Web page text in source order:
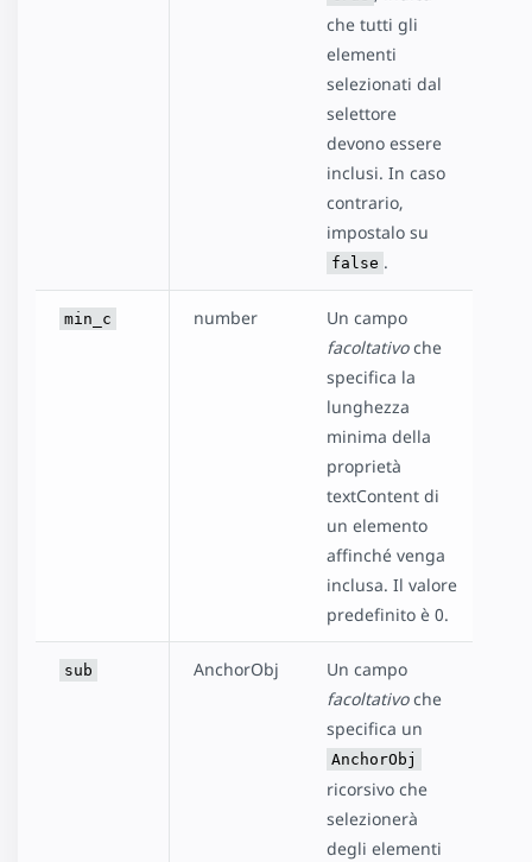
che tutti gli
elementi
selezionati dal
selettore
devono essere
inclusi. In caso
contrario,
impostalo su
false .
min_c number
Un campo
facoltativoche
specifica la
lunghezza
minima della
proprietà
textContent di
un elemento
affinché venga
inclusa. Il valore
predefinito è 0.
sub AnchorObj
Un campo
facoltativoche
specifica un
AnchorObj
ricorsivo che
selezionerà
degli elementi